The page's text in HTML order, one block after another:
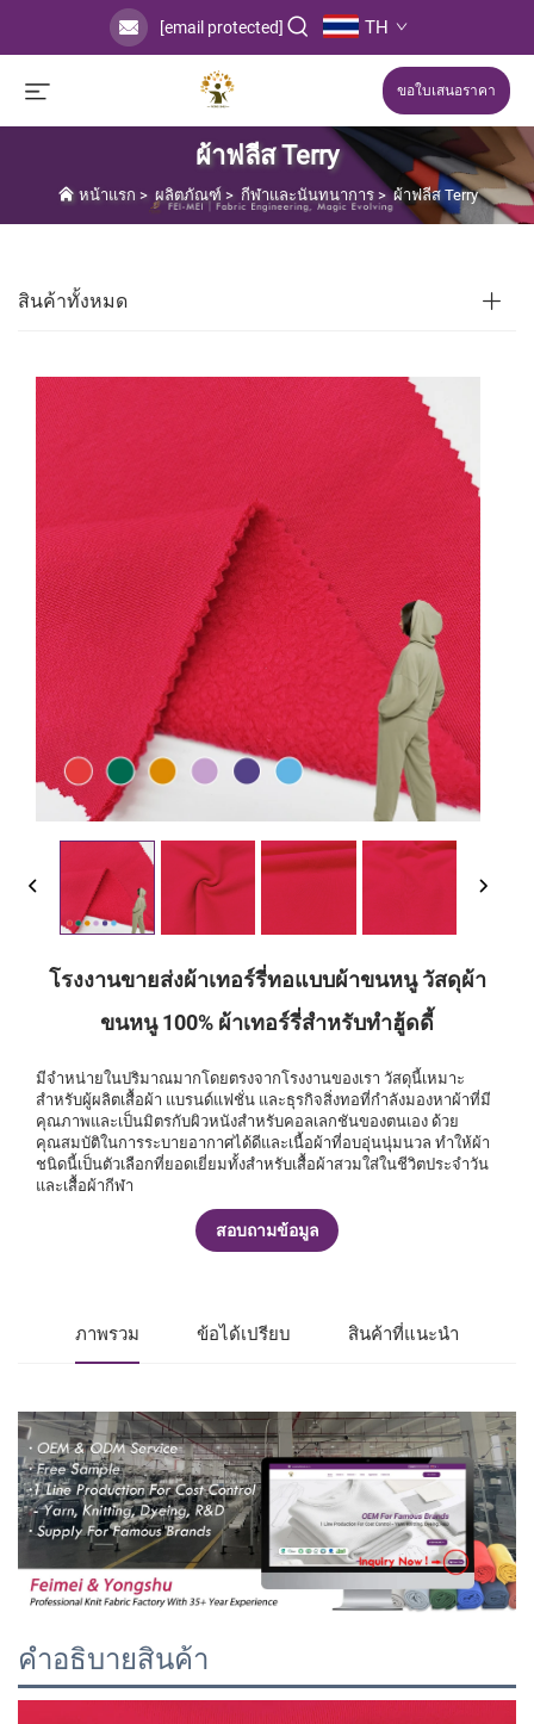
[email protected] TH
ขอใบเสนอราคา
ผ้าฟลีส Terry
หน้าแรก > ผลิตภัณฑ์ > กีฬาและนันทนาการ>ผ้าฟลีส Terry
สินค้าทั้งหมด
โรงงานขายส่งผ้าเทอร์รี่ทอแบบผ้าขนหนู วัสดุผ้า
ขนหนู 100% ผ้าเทอร์รี่สำหรับทำฮู้ดดี้
มีจำหน่ายในปริมาณมากโดยตรงจากโรงงานของเรา วัสดุนี้เหมาะ
สำหรับผู้ผลิตเสื้อผ้า แบรนด์แฟชั่น และธุรกิจสิ่งทอที่กำลังมองหาผ้าที่มี
คุณภาพและเป็นมิตรกับผิวหนังสำหรับคอลเลกชันของตนเอง ด้วย
คุณสมบัติในการระบายอากาศได้ดีและเนื้อผ้าที่อบอุ่นนุ่มนวล ทำให้ผ้า
ชนิดนี้เป็นตัวเลือกที่ยอดเยี่ยมทั้งสำหรับเสื้อผ้าสวมใส่ในชีวิตประจำวัน
และเสื้อผ้ากีฬา
สอบถามข้อมูล
ภาพรวม ข้อได้เปรียบ สินค้าที่แนะนำ
คำอธิบายสินค้า